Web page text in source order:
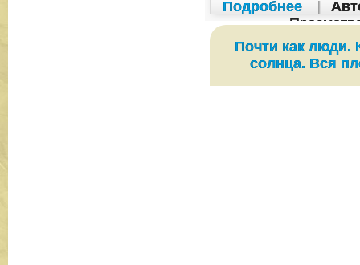
Подробнее
Почти как люди.
солнца. Вся